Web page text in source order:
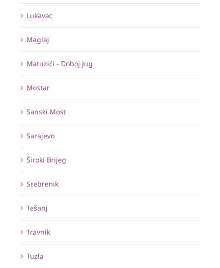
Lukavac
Maglaj
Matuzići - Doboj Jug
Mostar
Sanski Most
Sarajevo
Široki Brijeg
Srebrenik
Tešanj
Travnik
Tuzla